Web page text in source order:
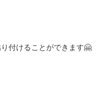
付けることができます🤗